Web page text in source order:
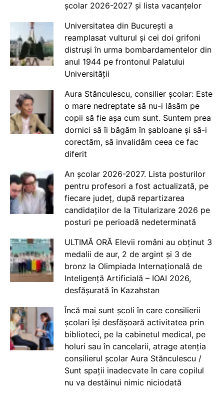
școlar 2026-2027 și lista vacanțelor
Universitatea din București a
reamplasat vulturul și cei doi grifoni
distruși în urma bombardamentelor din
anul 1944 pe frontonul Palatului
Universității
Aura Stănculescu, consilier școlar: Este
o mare nedreptate să nu-i lăsăm pe
copii să fie așa cum sunt. Suntem prea
dornici să îi băgăm în șabloane și să-i
corectăm, să invalidăm ceea ce fac
diferit
An școlar 2026-2027. Lista posturilor
pentru profesori a fost actualizată, pe
fiecare județ, după repartizarea
candidaților de la Titularizare 2026 pe
posturi pe perioadă nedeterminată
ULTIMĂ ORĂ Elevii români au obținut 3
medalii de aur, 2 de argint și 3 de
bronz la Olimpiada Internațională de
Inteligență Artificială – IOAI 2026,
desfășurată în Kazahstan
Încă mai sunt școli în care consilierii
școlari își desfășoară activitatea prin
biblioteci, pe la cabinetul medical, pe
holuri sau în cancelarii, atrage atenția
consilierul școlar Aura Stănculescu /
Sunt spații inadecvate în care copilul
nu va destăinui nimic niciodată